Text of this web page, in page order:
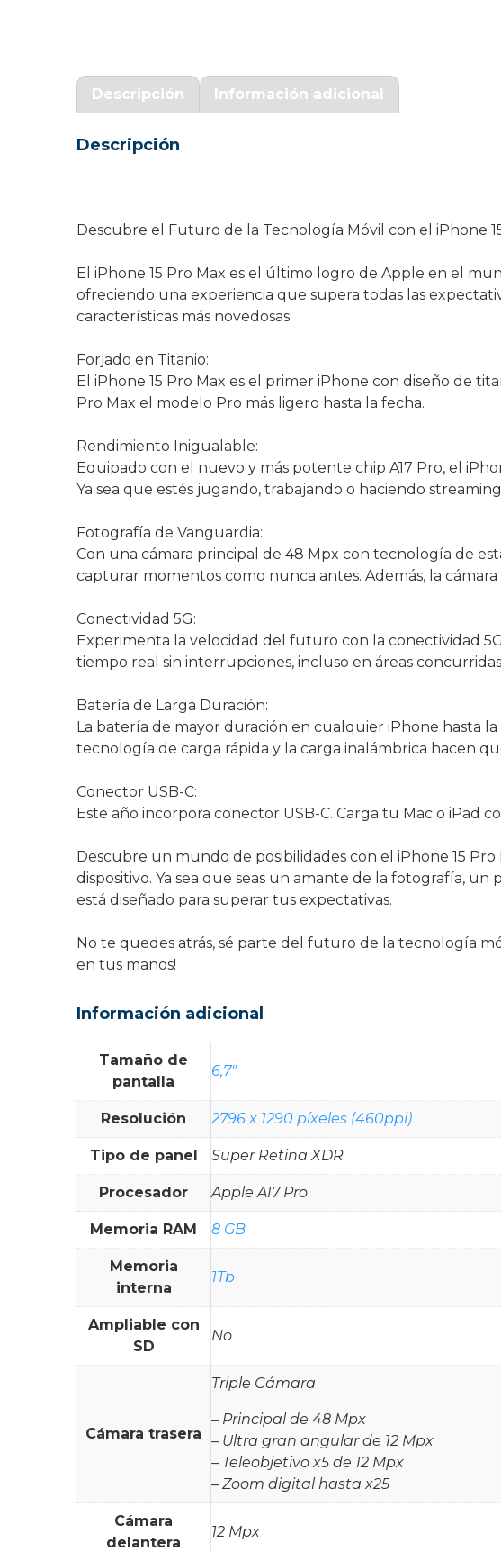
Descripción Información adicional
Descripción
Descubre el Futuro de la Tecnología Móvil con el iPhone
El iPhone 15 Pro Max es el último logro de Apple en el
ofreciendo una experiencia que supera todas las
características más novedosas:
Forjado en Titanio:
El iPhone 15 Pro Max es el primer iPhone con diseño de
Pro Max el modelo Pro más ligero hasta la fecha.
Rendimiento Inigualable:
Equipado con el nuevo y más potente chip A17 Pro, el
Ya sea que estés jugando, trabajando o haciendo
Fotografía de Vanguardia:
Con una cámara principal de 48 Mpx con tecnología de
capturar momentos como nunca antes. Además, la
Conectividad 5G:
Experimenta la velocidad del futuro con la conectividad
tiempo real sin interrupciones, incluso en áreas
Batería de Larga Duración:
La batería de mayor duración en cualquier iPhone hasta
tecnología de carga rápida y la carga inalámbrica hacen
Conector USB-C:
Este año incorpora conector USB-C. Carga tu Mac o iPad
Descubre un mundo de posibilidades con el iPhone 15
dispositivo. Ya sea que seas un amante de la fotografía,
está diseñado para superar tus expectativas.
No te quedes atrás, sé parte del futuro de la tecnología
en tus manos!
Información adicional
Tamaño de
pantalla
6,7"
Resolución 2796 x 1290 píxeles (460ppi)
Tipo de panel Super Retina XDR
Procesador Apple A17 Pro
Memoria RAM 8 GB
Memoria
interna
1Tb
Ampliable con
SD
No
Cámara trasera
Triple Cámara
– Principal de 48 Mpx
– Ultra gran angular de 12 Mpx
– Teleobjetivo x5 de 12 Mpx
– Zoom digital hasta x25
Cámara
delantera
12 Mpx